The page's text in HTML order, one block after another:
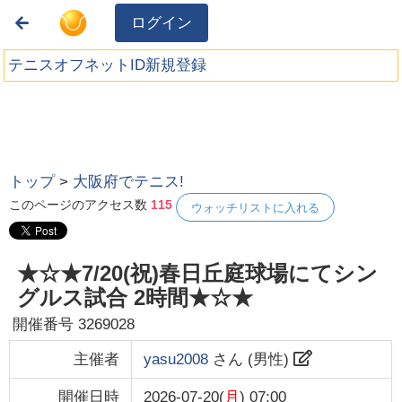
ログイン
テニスオフネットID新規登録
トップ > 大阪府でテニス!
このページのアクセス数 115 ウォッチリストに入れる
★☆★7/20(祝)春日丘庭球場にてシン
グルス試合 2時間★☆★
開催番号3269028
主催者 yasu2008さん (男性)
開催日時 2026-07-20(月 ) 07:00